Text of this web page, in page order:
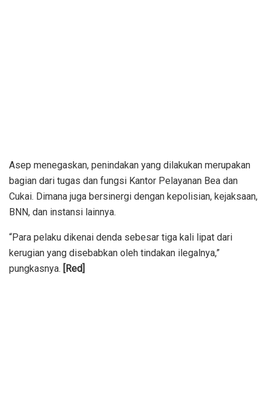
Asep menegaskan, penindakan yang dilakukan merupakan
bagian dari tugas dan fungsi Kantor Pelayanan Bea dan
Cukai. Dimana juga bersinergi dengan kepolisian, kejaksaan,
BNN, dan instansi lainnya.
“Para pelaku dikenai denda sebesar tiga kali lipat dari
kerugian yang disebabkan oleh tindakan ilegalnya,”
pungkasnya. [Red]